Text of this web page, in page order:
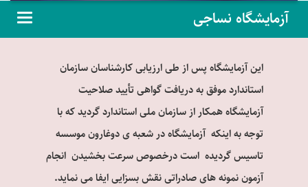
آزمایشگاه نساجی
این آزمایشگاه پس از طی ارزیابی کارشناسان سازمان
استاندارد موفق به دریافت گواهی تأیید صلاحیت
آزمایشگاه همکار از سازمان ملی استاندارد گردیدکهبا
توجه به اینکه آزمایشگاه در شعبه ی دوغارون موسسه
تاسیس گردیده است درخصوص سرعت بخشیدن انجام
آزمون نمونه های صادراتی نقش بسزایی ایفا می نماید.